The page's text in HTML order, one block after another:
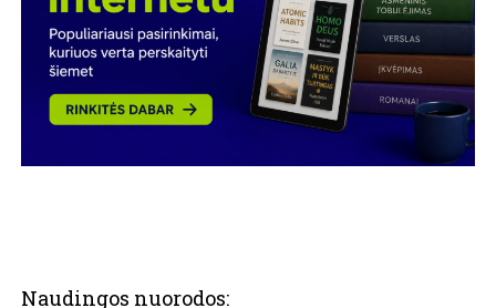
Naudingos nuorodos: